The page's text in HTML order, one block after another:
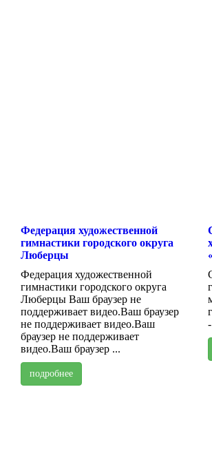
Федерация художественной
гимнастики городского округа
Люберцы
Федерация художественной
гимнастики городского округа
Люберцы Ваш браузер не
поддерживает видео.Ваш браузер
не поддерживает видео.Ваш
браузер не поддерживает
видео.Ваш браузер ...
подробнее